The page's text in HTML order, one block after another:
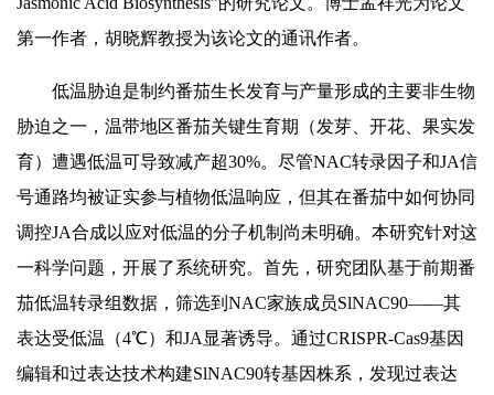
第一作者，胡晓辉教授为该论文的通讯作者。
低温胁迫是制约番茄生长发育与产量形成的主要非生物
胁迫之一，温带地区番茄关键生育期（发芽、开花、果实发
育）遭遇低温可导致减产超30%。尽管NAC转录因子和JA信
号通路均被证实参与植物低温响应，但其在番茄中如何协同
调控JA合成以应对低温的分子机制尚未明确。本研究针对这
一科学问题，开展了系统研究。首先，研究团队基于前期番
茄低温转录组数据，筛选到NAC家族成员SlNAC90——其
表达受低温（4℃）和JA显著诱导。通过CRISPR-Cas9基因
编辑和过表达技术构建SlNAC90转基因株系，发现过表达